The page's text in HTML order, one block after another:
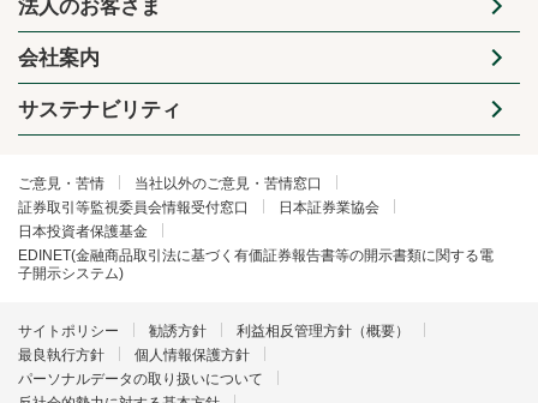
法人のお客さま
会社案内
サステナビリティ
ご意見・苦情
当社以外のご意見・苦情窓口
証券取引等監視委員会情報受付窓口
日本証券業協会
日本投資者保護基金
EDINET(金融商品取引法に基づく有価証券報告書等の開示書類に関する電
子開示システム)
サイトポリシー 勧誘方針
利益相反管理方針（概要）
最良執行方針
個人情報保護方針
パーソナルデータの取り扱いについて